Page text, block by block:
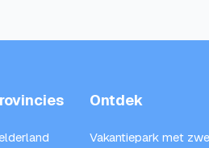
Ontdek
Vakantiepark met